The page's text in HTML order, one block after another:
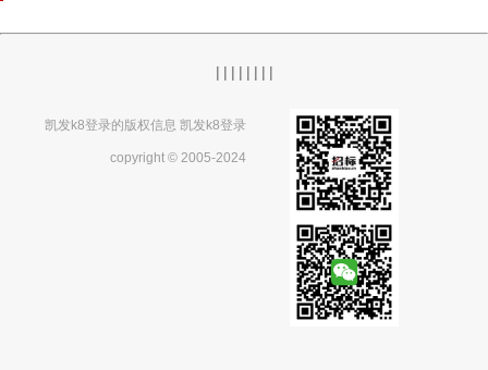
| | | | | | | |
凯发k8登录的版权信息 凯发k8登录
copyright © 2005-2024